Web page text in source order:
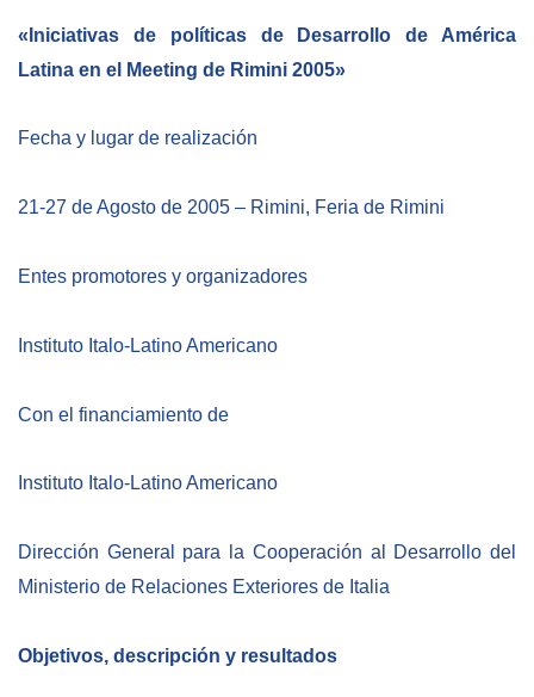
Patrimonio cultural
Empoderamiento socio-económico
EUROsociAL
EUROFRONT
COPOLAD III
Vídeos
«Iniciativas de políticas de Desarrollo de América
Latina en el Meeting de Rimini 2005»
Fecha y lugar de realización
21-27 de Agosto de 2005 – Rimini, Feria de Rimini
Entes promotores y organizadores
Instituto Italo-Latino Americano
Con el financiamiento de
Instituto Italo-Latino Americano
Dirección General para la Cooperación al Desarrollo del
Ministerio de Relaciones Exteriores de Italia
Objetivos, descripción y resultados